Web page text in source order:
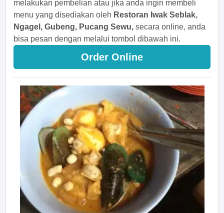
melakukan pembelian atau jika anda ingin membeli
menu yang disediakan oleh Restoran Iwak Seblak,
Ngagel, Gubeng, Pucang Sewu, secara online, anda
bisa pesan dengan melalui tombol dibawah ini.
Order Online